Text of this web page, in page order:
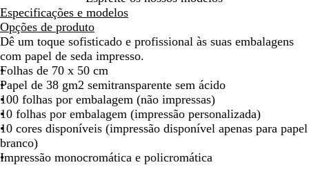
n
c
o
r
e
l
o
a
n
j
a
m
e
l
h
o
a
l
l
-
t
u
r
q
u
e
s
a
d
e
z
e
n
t
o
t
o
Especificações e modelos
Opções de produto
Dê um toque sofisticado e profissional às suas embalagens
com papel de seda impresso.
Folhas de 70 x 50 cm
Papel de 38 gm2 semitransparente sem ácido
100 folhas por embalagem (não impressas)
10 folhas por embalagem (impressão personalizada)
10 cores disponíveis (impressão disponível apenas para papel
branco)
Impressão monocromática e policromática